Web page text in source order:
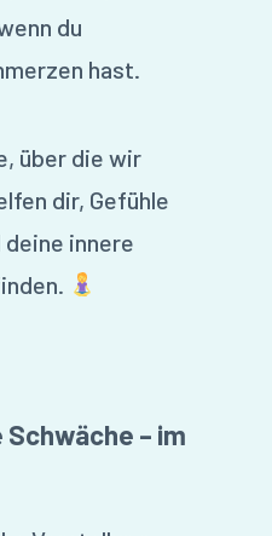
du
hast.
über die wir
dir, Gefühle
innere
– im